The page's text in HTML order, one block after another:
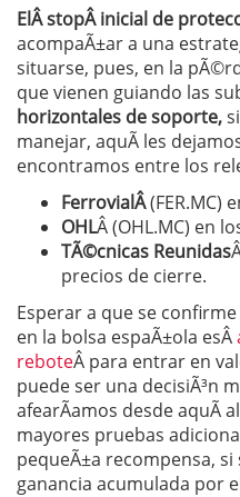
ElÂ stopÂ inicial de
acompaÃ±ar a una
situarse, pues, en la
que vienen guiando las
horizontales de soporte,
manejar, aquÃ­ les
encontramos entre los
FerrovialÂ(FER.MC)
OHLÂ (OHL.MC) en
TÃ©cnicas Reunidas
precios de cierre.
Esperar a que se
en la bolsa espaÃ±ola esÂ
reboteÂ para entrar en
puede ser una decisiÃ³n
afearÃ­amos desde aquÃ­
mayores pruebas
pequeÃ±a recompensa,
ganancia acumulada por